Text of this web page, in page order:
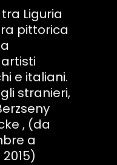
tra Liguria
pittorica
e italiani.
stranieri,
, (da
a